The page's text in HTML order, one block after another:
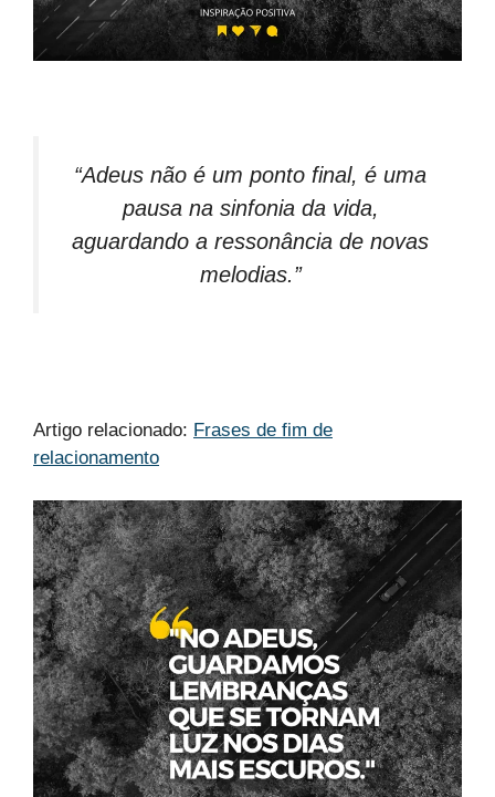
“Adeus não é um ponto final, é uma
pausa na sinfonia da vida,
aguardando a ressonância de novas
melodias.”
Artigo relacionado: Frases de fim de
relacionamento